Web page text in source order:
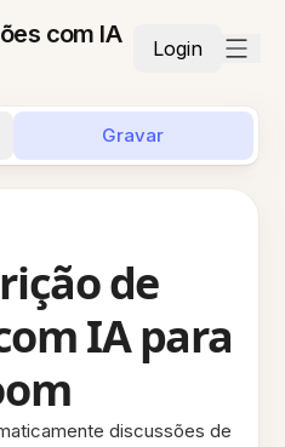
com IA
Login
Gravar
de
IA para
discussões de